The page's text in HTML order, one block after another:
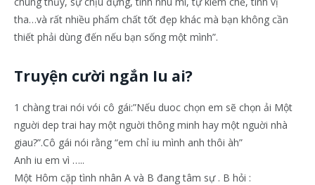
tha…và rất nhiều phẩm chất tốt đẹp khác mà bạn không cần
thiết phải dùng đến nếu bạn sống một mình”.
Truyện cười ngắn Iu ai?
1 chàng trai nói vói cô gái:”Nếu duoc chọn em sẽ chọn ải Một
nguời dep trai hay một nguời thông minh hay một nguời nhà
giau?”.Cô gái nói rằng “em chỉ iu mình anh thôi àh”
Anh iu em vì …..
Một Hôm cặp tình nhân A và B đang tâm sự . B hỏi :